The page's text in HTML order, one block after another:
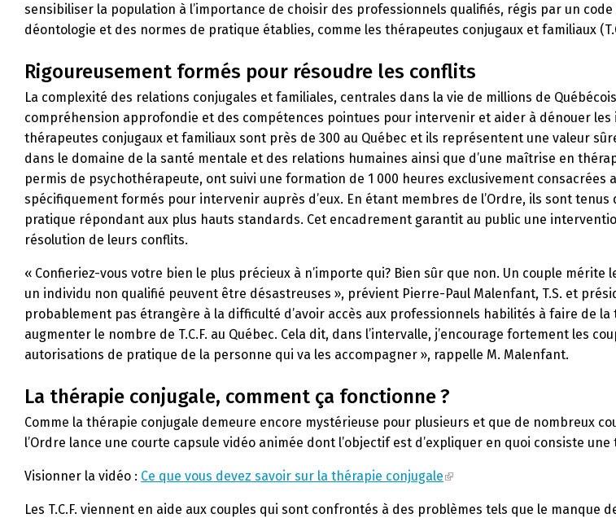
sensibiliser la population à l’importance de choisir des professionnels qualifiés, régis par un code
déontologie et des normes de pratique établies, comme les thérapeutes conjugaux et familiaux
Rigoureusement formés pour résoudre les conflits
La complexité des relations conjugales et familiales, centrales dans la vie de millions de
compréhension approfondie et des compétences pointues pour intervenir et aider à dénouer les
thérapeutes conjugaux et familiaux sont près de 300 au Québec et ils représentent une valeur
dans le domaine de la santé mentale et des relations humaines ainsi que d’une maîtrise en
permis de psychothérapeute, ont suivi une formation de 1 000 heures exclusivement
spécifiquement formés pour intervenir auprès d’eux. En étant membres de l’Ordre, ils sont
pratique répondant aux plus hauts standards. Cet encadrement garantit au public une
résolution de leurs conflits.
« Confieriez-vous votre bien le plus précieux à n’importe qui? Bien sûr que non. Un couple
un individu non qualifié peuvent être désastreuses », prévient Pierre-Paul Malenfant, T.S. et
probablement pas étrangère à la difficulté d’avoir accès aux professionnels habilités à faire de la
augmenter le nombre de T.C.F. au Québec. Cela dit, dans l’intervalle, j’encourage fortement les
autorisations de pratique de la personne qui va les accompagner », rappelle M. Malenfant.
La thérapie conjugale, comment ça fonctionne ?
Comme la thérapie conjugale demeure encore mystérieuse pour plusieurs et que de nombreux
l’Ordre lance une courte capsule vidéo animée dont l’objectif est d’expliquer en quoi consiste
Visionner la vidéo : Ce que vous devez savoir sur la thérapie conjugale
Les T.C.F. viennent en aide aux couples qui sont confrontés à des problèmes tels que le